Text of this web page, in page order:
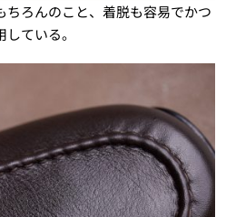
ちろんのこと、着脱も容易でかつ
ている。